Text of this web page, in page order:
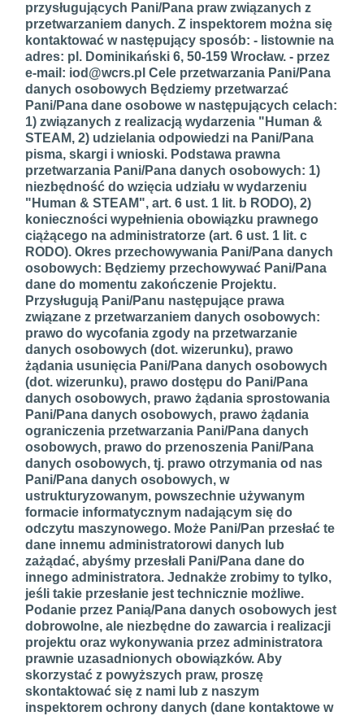
przysługujących Pani/Pana praw związanych z
przetwarzaniem danych. Z inspektorem można się
kontaktować w następujący sposób: - listownie na
adres: pl. Dominikański 6, 50-159 Wrocław. - przez
e-mail: iod@wcrs.pl Cele przetwarzania Pani/Pana
danych osobowych Będziemy przetwarzać
Pani/Pana dane osobowe w następujących celach:
1) związanych z realizacją wydarzenia "Human &
STEAM, 2) udzielania odpowiedzi na Pani/Pana
pisma, skargi i wnioski. Podstawa prawna
przetwarzania Pani/Pana danych osobowych: 1)
niezbędność do wzięcia udziału w wydarzeniu
"Human & STEAM", art. 6 ust. 1 lit. b RODO), 2)
konieczności wypełnienia obowiązku prawnego
ciążącego na administratorze (art. 6 ust. 1 lit. c
RODO). Okres przechowywania Pani/Pana danych
osobowych: Będziemy przechowywać Pani/Pana
dane do momentu zakończenie Projektu.
Przysługują Pani/Panu następujące prawa
związane z przetwarzaniem danych osobowych:
prawo do wycofania zgody na przetwarzanie
danych osobowych (dot. wizerunku), prawo
żądania usunięcia Pani/Pana danych osobowych
(dot. wizerunku), prawo dostępu do Pani/Pana
danych osobowych, prawo żądania sprostowania
Pani/Pana danych osobowych, prawo żądania
ograniczenia przetwarzania Pani/Pana danych
osobowych, prawo do przenoszenia Pani/Pana
danych osobowych, tj. prawo otrzymania od nas
Pani/Pana danych osobowych, w
ustrukturyzowanym, powszechnie używanym
formacie informatycznym nadającym się do
odczytu maszynowego. Może Pani/Pan przesłać te
dane innemu administratorowi danych lub
zażądać, abyśmy przesłali Pani/Pana dane do
innego administratora. Jednakże zrobimy to tylko,
jeśli takie przesłanie jest technicznie możliwe.
Podanie przez Panią/Pana danych osobowych jest
dobrowolne, ale niezbędne do zawarcia i realizacji
projektu oraz wykonywania przez administratora
prawnie uzasadnionych obowiązków. Aby
skorzystać z powyższych praw, proszę
skontaktować się z nami lub z naszym
inspektorem ochrony danych (dane kontaktowe w